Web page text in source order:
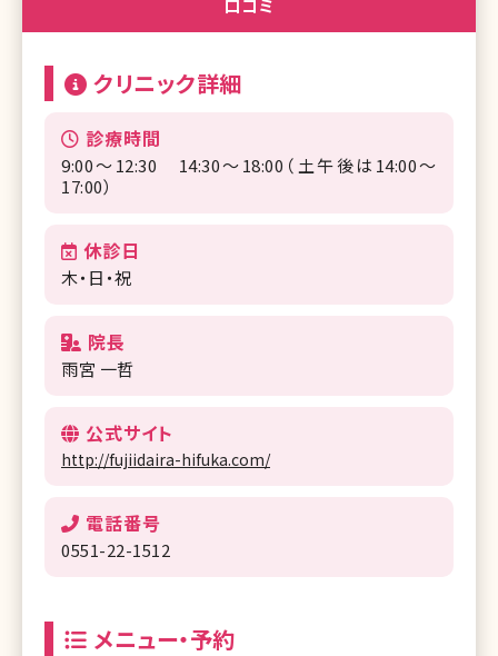
口コミ
クリニック詳細
診療時間
9:00～12:30 14:30～18:00（土午後は14:00～
17:00）
休診日
木・日・祝
院長
雨宮 一哲
公式サイト
http://fujiidaira-hifuka.com/
電話番号
0551-22-1512
メニュー・予約